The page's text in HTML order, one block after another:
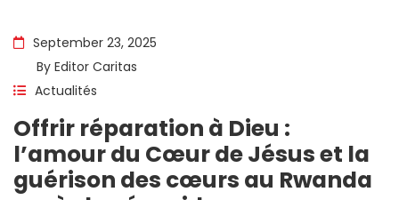
September 23, 2025
By Editor Caritas
Actualités
Offrir réparation à Dieu :
l’amour du Cœur de Jésus et la
guérison des cœurs au Rwanda